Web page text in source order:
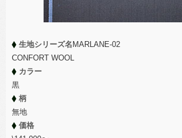
生地シリーズ名 MARLANE-02
CONFORT WOOL
カラー
黒
柄
無地
価格